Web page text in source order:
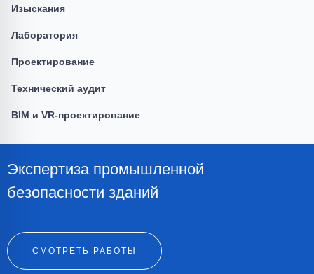
Изыскания
Лаборатория
Проектирование
Технический аудит
BIM и VR-проектирование
Экспертиза промышленной
безопасности зданий
СМОТРЕТЬ РАБОТЫ